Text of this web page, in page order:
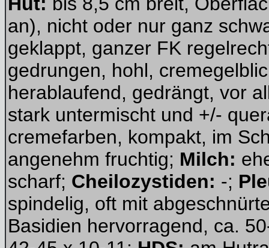
an), nicht oder nur ganz
geklappt, ganzer FK
gedrungen, hohl,
herablaufend, gedrängt, vor
stark untermischt und +/-
cremefarben, kompakt, im
angenehm fruchtig; Milch:
scharf; Cheilozystiden: -;
spindelig, oft mit
Basidien hervorragend, ca.